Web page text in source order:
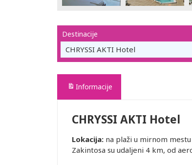
Destinacije
CHRYSSI AKTI Hotel
Informacije
CHRYSSI AKTI Hotel
Lokacija: na plaži u mirnom
Zakintosa su udaljeni 4 km, od